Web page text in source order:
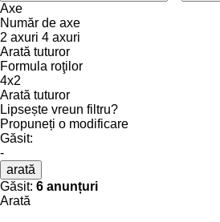
Axe
Număr de axe
2 axuri 4 axuri
Arată tuturor
Formula roţilor
4x2
Arată tuturor
Lipsește vreun filtru?
Propuneți o modificare
Găsit:
-
arată
Găsit: 6 anunțuri
Arată